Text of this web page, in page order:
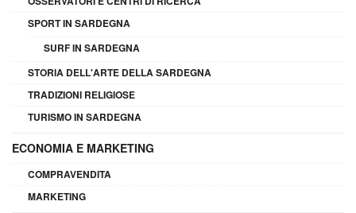
SPORT IN SARDEGNA
SURF IN SARDEGNA
STORIA DELL'ARTE DELLA SARDEGNA
TRADIZIONI RELIGIOSE
TURISMO IN SARDEGNA
ECONOMIA E MARKETING
COMPRAVENDITA
MARKETING